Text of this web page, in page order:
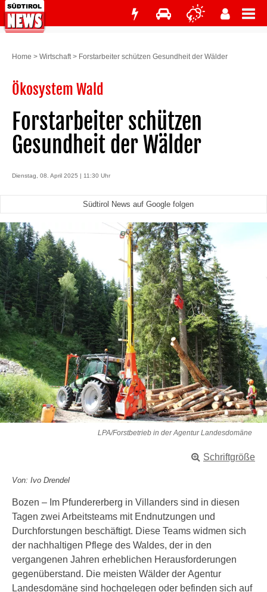
Home > Wirtschaft> Forstarbeiter schützen Gesundheit der Wälder
Ökosystem Wald
Forstarbeiter schützen
Gesundheit der Wälder
Dienstag, 08. April 2025 | 11:30 Uhr
Südtirol News auf Google folgen
LPA/Forstbetrieb in der Agentur Landesdomäne
Schriftgröße
Von: Ivo Drendel
Bozen – Im Pfundererberg in Villanders sind in diesen
Tagen zwei Arbeitsteams mit Endnutzungen und
Durchforstungen beschäftigt. Diese Teams widmen sich
der nachhaltigen Pflege des Waldes, der in den
vergangenen Jahren erheblichen Herausforderungen
gegenüberstand. Die meisten Wälder der Agentur
Landesdomäne sind hochgelegen oder befinden sich auf